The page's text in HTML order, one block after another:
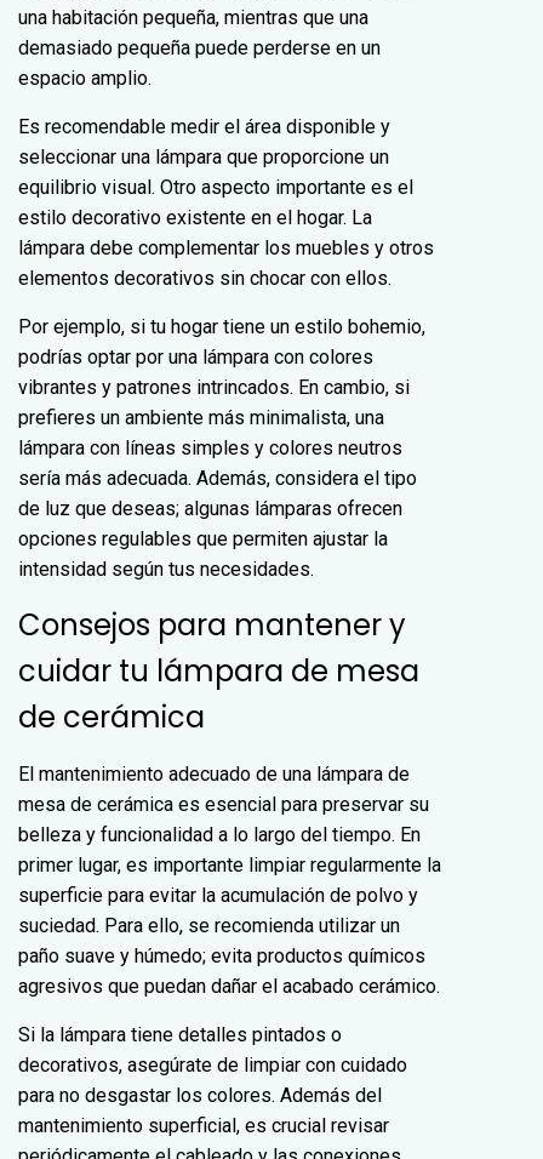
una habitación pequeña, mientras que una
demasiado pequeña puede perderse en un
espacio amplio.
Es recomendable medir el área disponible y
seleccionar una lámpara que proporcione un
equilibrio visual. Otro aspecto importante es el
estilo decorativo existente en el hogar. La
lámpara debe complementar los muebles y otros
elementos decorativos sin chocar con ellos.
Por ejemplo, si tu hogar tiene un estilo bohemio,
podrías optar por una lámpara con colores
vibrantes y patrones intrincados. En cambio, si
prefieres un ambiente más minimalista, una
lámpara con líneas simples y colores neutros
sería más adecuada. Además, considera el tipo
de luz que deseas; algunas lámparas ofrecen
opciones regulables que permiten ajustar la
intensidad según tus necesidades.
Consejos para mantener y
cuidar tu lámpara de mesa
de cerámica
El mantenimiento adecuado de una lámpara de
mesa de cerámica es esencial para preservar su
belleza y funcionalidad a lo largo del tiempo. En
primer lugar, es importante limpiar regularmente la
superficie para evitar la acumulación de polvo y
suciedad. Para ello, se recomienda utilizar un
paño suave y húmedo; evita productos químicos
agresivos que puedan dañar el acabado cerámico.
Si la lámpara tiene detalles pintados o
decorativos, asegúrate de limpiar con cuidado
para no desgastar los colores. Además del
mantenimiento superficial, es crucial revisar